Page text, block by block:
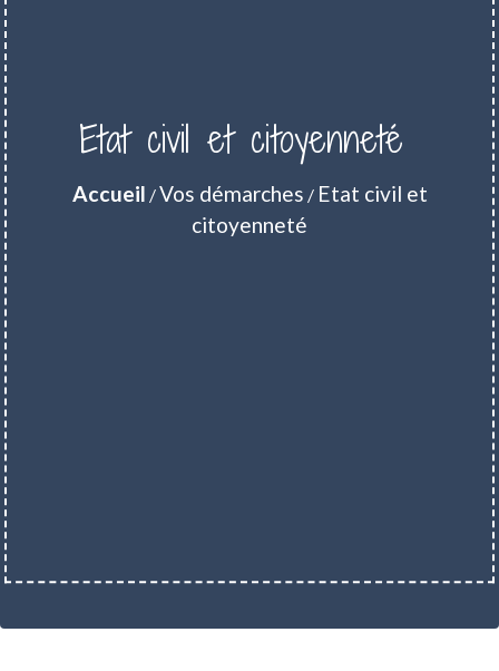
Etat civil et citoyenneté
Accueil /Vos démarches / Etat civil et
citoyenneté